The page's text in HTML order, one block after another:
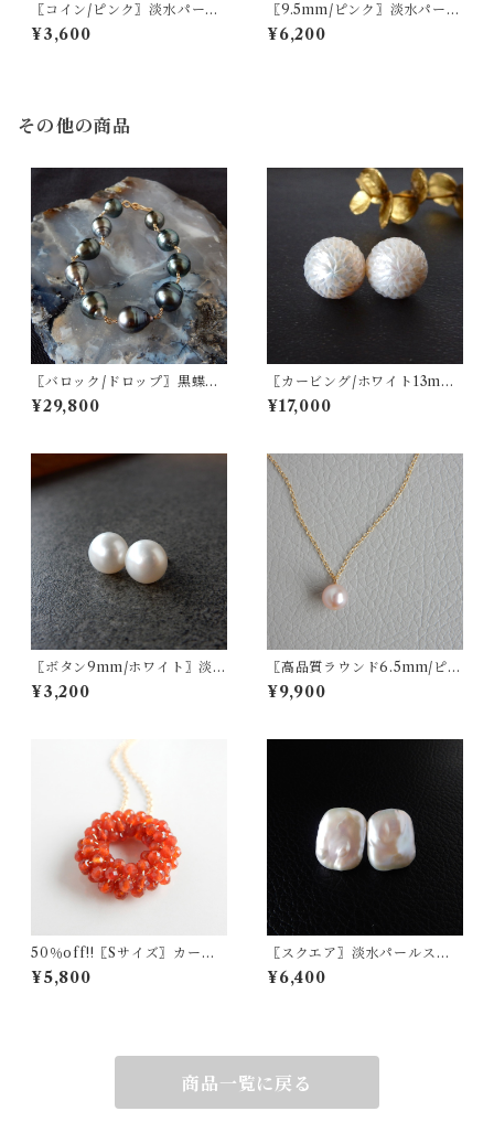
〖コイン/ピンク〗淡水パール
フックピアス14kgf【1601】
¥3,600
〖9.5mm/ピンク〗淡水パール
フックピアス14kgf【1900】
¥6,200
その他の商品
〖バロック/ドロップ〗黒蝶パ
ールブレスレット14kgf 南洋
パール タヒチパール【1859】
¥29,800
〖カービング/ホワイト13m
m〗淡水パールスタッドピア
ス/イヤリング 14kgf/SV925
¥17,000
〖ボタン9mm/ホワイト〗淡水
パールスタッドピアス/イヤリ
ング14kgf/SV925【1906】
¥3,200
〖高品質ラウンド6.5mm/ピン
ク〗淡水パール一粒ネックレ
ス14kgf【1215】
¥9,900
50％off!!〖Sサイズ〗カーネ
リアンリースネックレス 14kg
f【936】
¥5,800
〖スクエア〗淡水パールスタ
ッドピアス/イヤリング 14kgf/
SV925【1306】
¥6,400
商品一覧に戻る